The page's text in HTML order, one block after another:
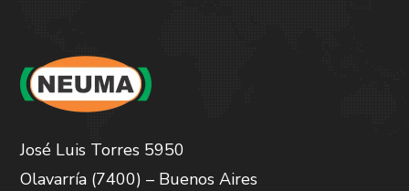
José Luis Torres 5950
Olavarría (7400) – Buenos Aires